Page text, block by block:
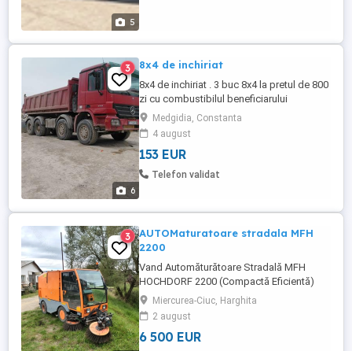
5
6
3 8x4 de inchiriat
8x4 de inchiriat . 3 buc 8x4 la pretul de 800
zi cu combustibilul beneficiarului
Medgidia, Constanta
4 august
153 EUR
Telefon validat
3
AUTOMaturatoare stradala MFH
2200
Vand Automăturătoare Stradală MFH
HOCHDORF 2200 (Compactă Eficientă)
Model: MFH Hochdorf 2200 (Tehnologie
elvețiană de top, similară Bucher)
Capacitate container: 2 mc (2.200 litri)
ideală pentru spații înguste, alei, parcări și
Miercurea-Ciuc, Harghita
2 august
6 500 EUR